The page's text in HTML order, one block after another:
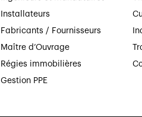
Installateurs
Fabricants / Fournisseurs
Maître d’Ouvrage
Régies immobilières
Gestion PPE